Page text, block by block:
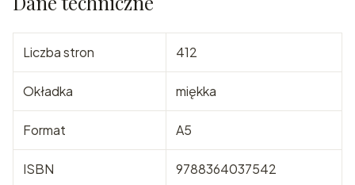
Liczba stron 412
Okładka miękka
Format A5
ISBN 9788364037542